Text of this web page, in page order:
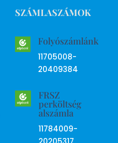
SZÁMLASZÁMOK
Folyószámlánk
11705008-
20409384
FRSZ
perköltség
alszámla
11784009-